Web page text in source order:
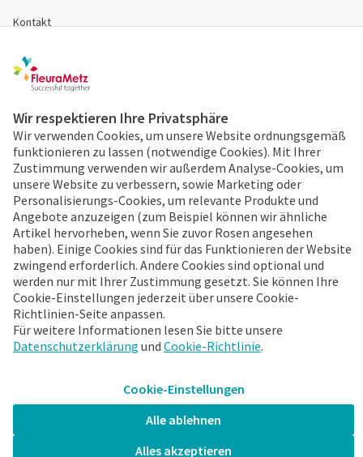
Kontakt
Registrieren
Cookies & Datenschutz
24/7 Bestellen
Bereits bei FleuraMetz?
Entdecken Sie sofort die
Vorteile der App!
FleuraMetz 2026. Alle Rechte vorbehalten.
Wir respektieren Ihre Privatsphäre
Wir verwenden Cookies, um unsere Website ordnungsgemäß
funktionieren zu lassen (notwendige Cookies). Mit Ihrer
Zustimmung verwenden wir außerdem Analyse-Cookies, um
unsere Website zu verbessern, sowie Marketing oder
Personalisierungs-Cookies, um relevante Produkte und
Angebote anzuzeigen (zum Beispiel können wir ähnliche
Artikel hervorheben, wenn Sie zuvor Rosen angesehen
haben). Einige Cookies sind für das Funktionieren der Website
zwingend erforderlich. Andere Cookies sind optional und
werden nur mit Ihrer Zustimmung gesetzt. Sie können Ihre
Cookie-Einstellungen jederzeit über unsere Cookie-
Richtlinien-Seite anpassen.
Für weitere Informationen lesen Sie bitte unsere
Datenschutzerklärung und Cookie-Richtlinie.
Cookie-Einstellungen
Alle ablehnen
Alles akzeptieren